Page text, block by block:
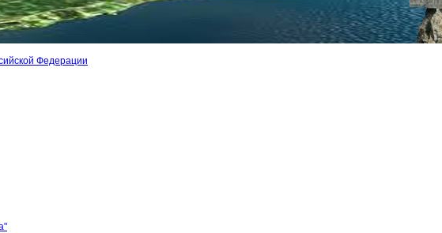
Федерации